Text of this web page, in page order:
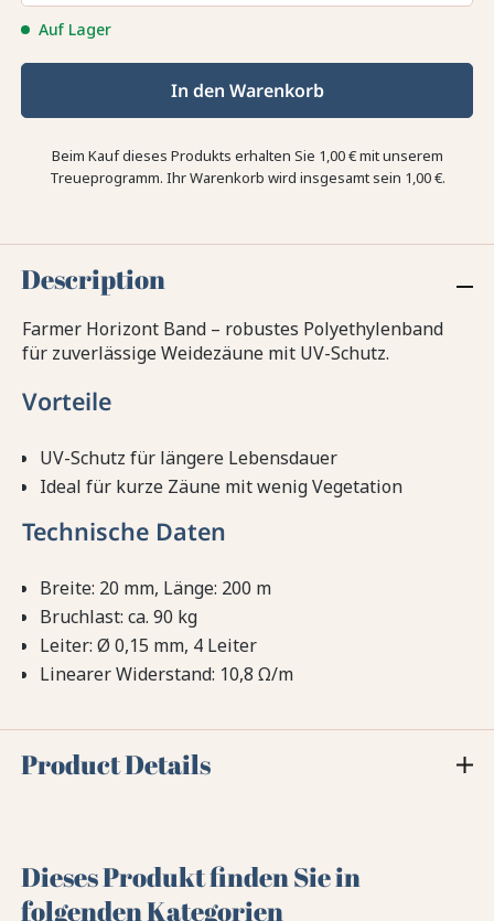
Auf Lager
In den Warenkorb
Beim Kauf dieses Produkts erhalten Sie 1,00 €mit unserem
Treueprogramm. Ihr Warenkorb wird insgesamt sein 1,00 €.
Description
Farmer Horizont Band – robustes Polyethylenband
für zuverlässige Weidezäune mit UV-Schutz.
Vorteile
UV-Schutz für längere Lebensdauer
Ideal für kurze Zäune mit wenig Vegetation
Technische Daten
Breite: 20 mm, Länge: 200 m
Bruchlast: ca. 90 kg
Leiter: Ø 0,15 mm, 4 Leiter
Linearer Widerstand: 10,8 Ω/m
Product Details
Dieses Produkt finden Sie in
folgenden Kategorien